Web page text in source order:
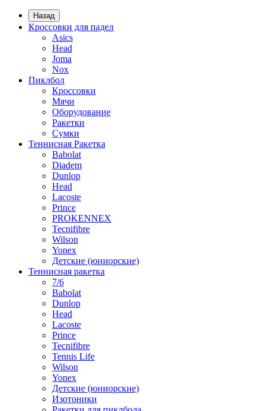
Назад
Кроссовки для падел
Asics
Head
Joma
Nox
Пиклбол
Кроссовки
Мячи
Оборудование
Ракетки
Сумки
Теннисная Ракетка
Babolat
Diadem
Dunlop
Head
Lacoste
Prince
PROKENNEX
Tecnifibre
Wilson
Yonex
Детские (юниорские)
Теннисная ракетка
7/6
Babolat
Dunlop
Head
Lacoste
Prince
Tecnifibre
Tennis Life
Wilson
Yonex
Детские (юниорские)
Изотоники